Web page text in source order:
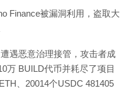
Finance被漏洞利用，盗取大
遇恶意治理接管，攻击者成
万 BUILD代币并耗尽了项目
、20014个USDC 481405